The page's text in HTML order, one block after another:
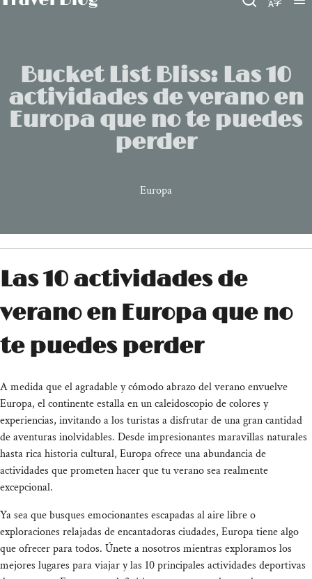
Bucket List Bliss: Las 10
actividades de verano en
Europa que no te puedes
perder
Europa
Las 10 actividades de
verano en Europa que no
te puedes perder
A medida que el agradable y cómodo abrazo del verano envuelve
Europa, el continente estalla en un caleidoscopio de colores y
experiencias, invitando a los turistas a disfrutar de una gran cantidad
de aventuras inolvidables. Desde impresionantes maravillas naturales
hasta rica historia cultural, Europa ofrece una abundancia de
actividades que prometen hacer que tu verano sea realmente
excepcional.
Ya sea que busques emocionantes escapadas al aire libre o
exploraciones relajadas de encantadoras ciudades, Europa tiene algo
que ofrecer para todos. Únete a nosotros mientras exploramos los
mejores lugares para viajar y las 10 principales actividades deportivas